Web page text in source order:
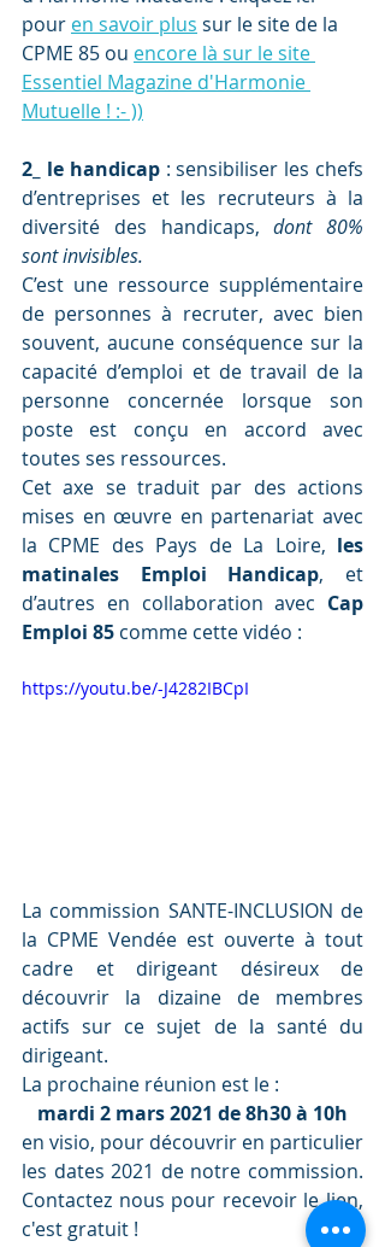
pour en savoir plus sur le site de la
CPME 85 ou encore là sur le site
Essentiel Magazine d'Harmonie
Mutuelle ! :- ))
2_ le handicap : sensibiliser les chefs
d’entreprises et les recruteurs à la
diversité des handicaps, dont 80%
sont invisibles.
C’est une ressource supplémentaire
de personnes à recruter, avec bien
souvent, aucune conséquence sur la
capacité d’emploi et de travail de la
personne concernée lorsque son
poste est conçu en accord avec
toutes ses ressources.
Cet axe se traduit par des actions
mises en œuvre en partenariat avec
la CPME des Pays de La Loire, les
matinales Emploi Handicap, et
d’autres en collaboration avec Cap
Emploi 85 comme cette vidéo :
https://youtu.be/-J4282IBCpI
La commission SANTE-INCLUSION de
la CPME Vendée est ouverte à tout
cadre et dirigeant désireux de
découvrir la dizaine de membres
actifs sur ce sujet de la santé du
dirigeant.
La prochaine réunion est le :
mardi 2 mars 2021 de 8h30 à 10h
en visio, pour découvrir en particulier
les dates 2021 de notre commission.
Contactez nous pour recevoir le lien,
c'est gratuit !